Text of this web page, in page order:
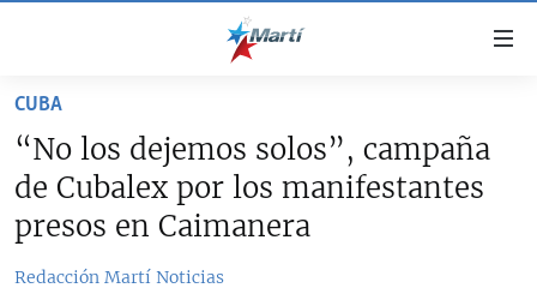
accesibilidad
contenido
principal
CUBA
CUBA
“No los dejemos solos”, campaña
de Cubalex por los manifestantes
presos en Caimanera
Redacción Martí Noticias